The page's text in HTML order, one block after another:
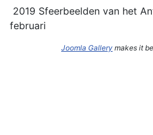
2019 Sfeerbeelden van het
februari
Joomla Gallery makes it